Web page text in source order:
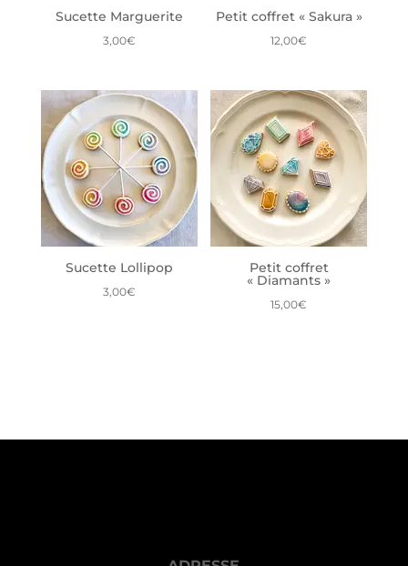
Sucette Marguerite
3,00€
Petit coffret « Sakura »
12,00€
Sucette Lollipop
3,00€
Petit coffret
« Diamants »
15,00€